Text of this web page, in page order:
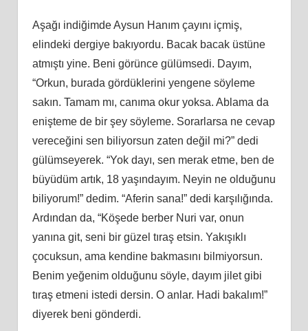
Aşağı indiğimde Aysun Hanım çayını içmiş,
elindeki dergiye bakıyordu. Bacak bacak üstüne
atmıştı yine. Beni görünce gülümsedi. Dayım,
“Orkun, burada gördüklerini yengene söyleme
sakın. Tamam mı, canıma okur yoksa. Ablama da
enişteme de bir şey söyleme. Sorarlarsa ne cevap
vereceğini sen biliyorsun zaten değil mi?” dedi
gülümseyerek. “Yok dayı, sen merak etme, ben de
büyüdüm artık, 18 yaşındayım. Neyin ne olduğunu
biliyorum!” dedim. “Aferin sana!” dedi karşılığında.
Ardından da, “Köşede berber Nuri var, onun
yanına git, seni bir güzel tıraş etsin. Yakışıklı
çocuksun, ama kendine bakmasını bilmiyorsun.
Benim yeğenim olduğunu söyle, dayım jilet gibi
tıraş etmeni istedi dersin. O anlar. Hadi bakalım!”
diyerek beni gönderdi.